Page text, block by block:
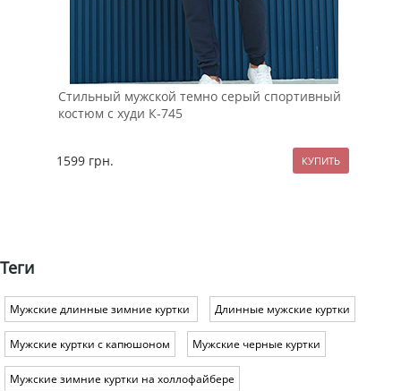
Стильный мужской темно серый спортивный
костюм с худи К-745
1599 грн.
Теги
Мужские длинные зимние куртки Длинные мужские куртки
Мужские куртки с капюшоном Мужские черные куртки
Мужские зимние куртки на холлофайбере